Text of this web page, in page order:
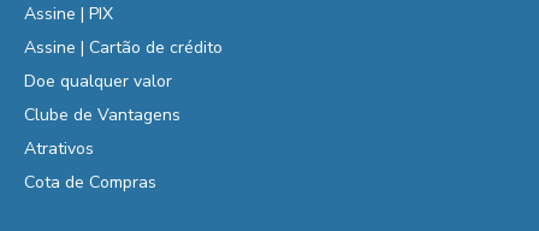
Assine | PIX
Assine | Cartão de crédito
Doe qualquer valor
Clube de Vantagens
Atrativos
Cota de Compras